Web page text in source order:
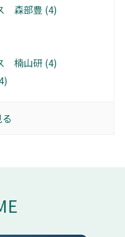
森部豊 (4)
楠山研 (4)